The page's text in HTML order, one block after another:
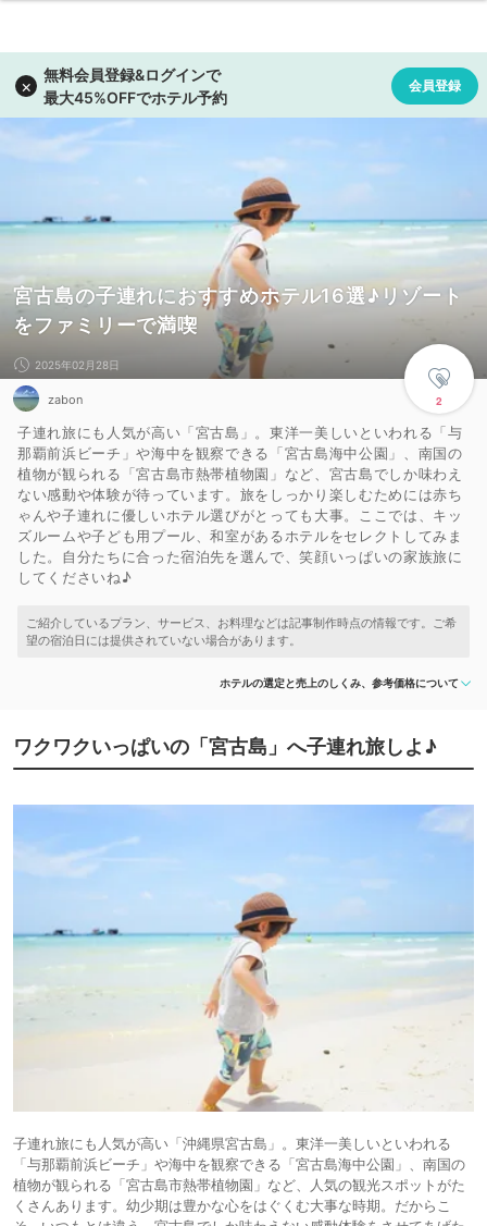
宮古島の子連れにおすすめホテル16選♪リゾート
をファミリーで満喫
2
2025年02月28日
zabon
子連れ旅にも人気が高い「宮古島」。東洋一美しいといわれる「与
那覇前浜ビーチ」や海中を観察できる「宮古島海中公園」、南国の
植物が観られる「宮古島市熱帯植物園」など、宮古島でしか味わえ
ない感動や体験が待っています。旅をしっかり楽しむためには赤ち
ゃんや子連れに優しいホテル選びがとっても大事。ここでは、キッ
ズルームや子ども用プール、和室があるホテルをセレクトしてみま
した。自分たちに合った宿泊先を選んで、笑顔いっぱいの家族旅に
してくださいね♪
ホテルの選定と売上のしくみ、参考価格について
ワクワクいっぱいの「宮古島」へ子連れ旅しよ♪
子連れ旅にも人気が高い「沖縄県宮古島」。東洋一美しいといわれる
「与那覇前浜ビーチ」や海中を観察できる「宮古島海中公園」、南国の
植物が観られる「宮古島市熱帯植物園」など、人気の観光スポットがた
くさんあります。幼少期は豊かな⼼をはぐくむ⼤事な時期。だからこ